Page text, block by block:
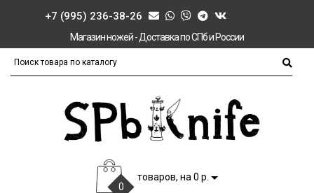
+7 (995) 236-38-26
Магазин ножей - Доставка по СПб и России
0
товаров, на 0 р.